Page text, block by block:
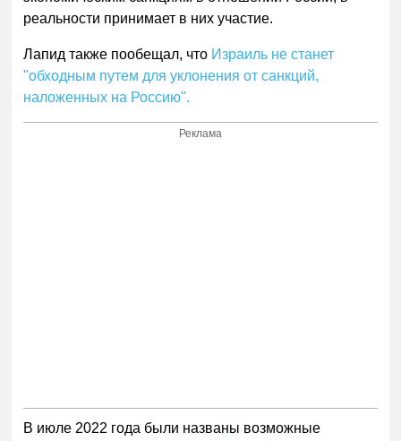
реальности принимает в них участие.
Лапид также пообещал, что Израиль не станет
"обходным путем для уклонения от санкций,
наложенных на Россию".
Реклама
В июле 2022 года были названы возможные